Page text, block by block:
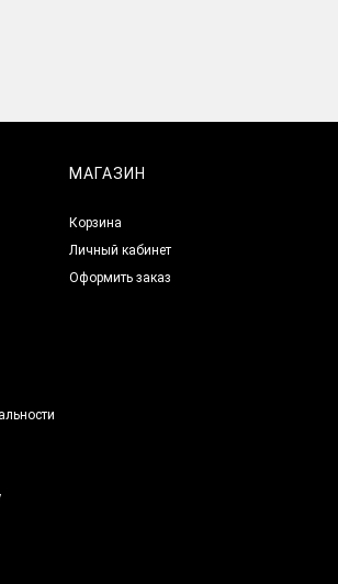
МАГАЗИН
Корзина
Личный кабинет
Оформить заказ